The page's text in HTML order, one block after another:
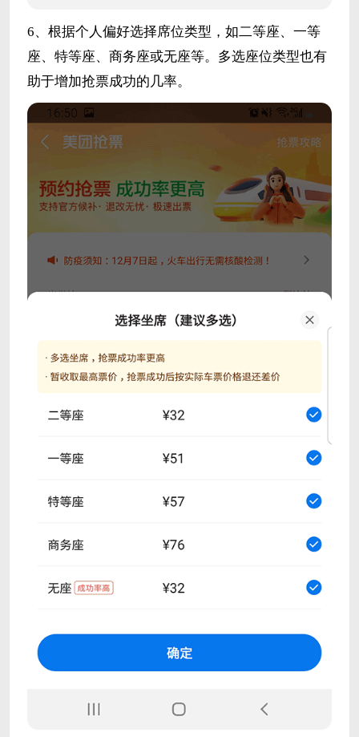
6、根据个人偏好选择席位类型，如二等座、一等
座、特等座、商务座或无座等。多选座位类型也有
助于增加抢票成功的几率。